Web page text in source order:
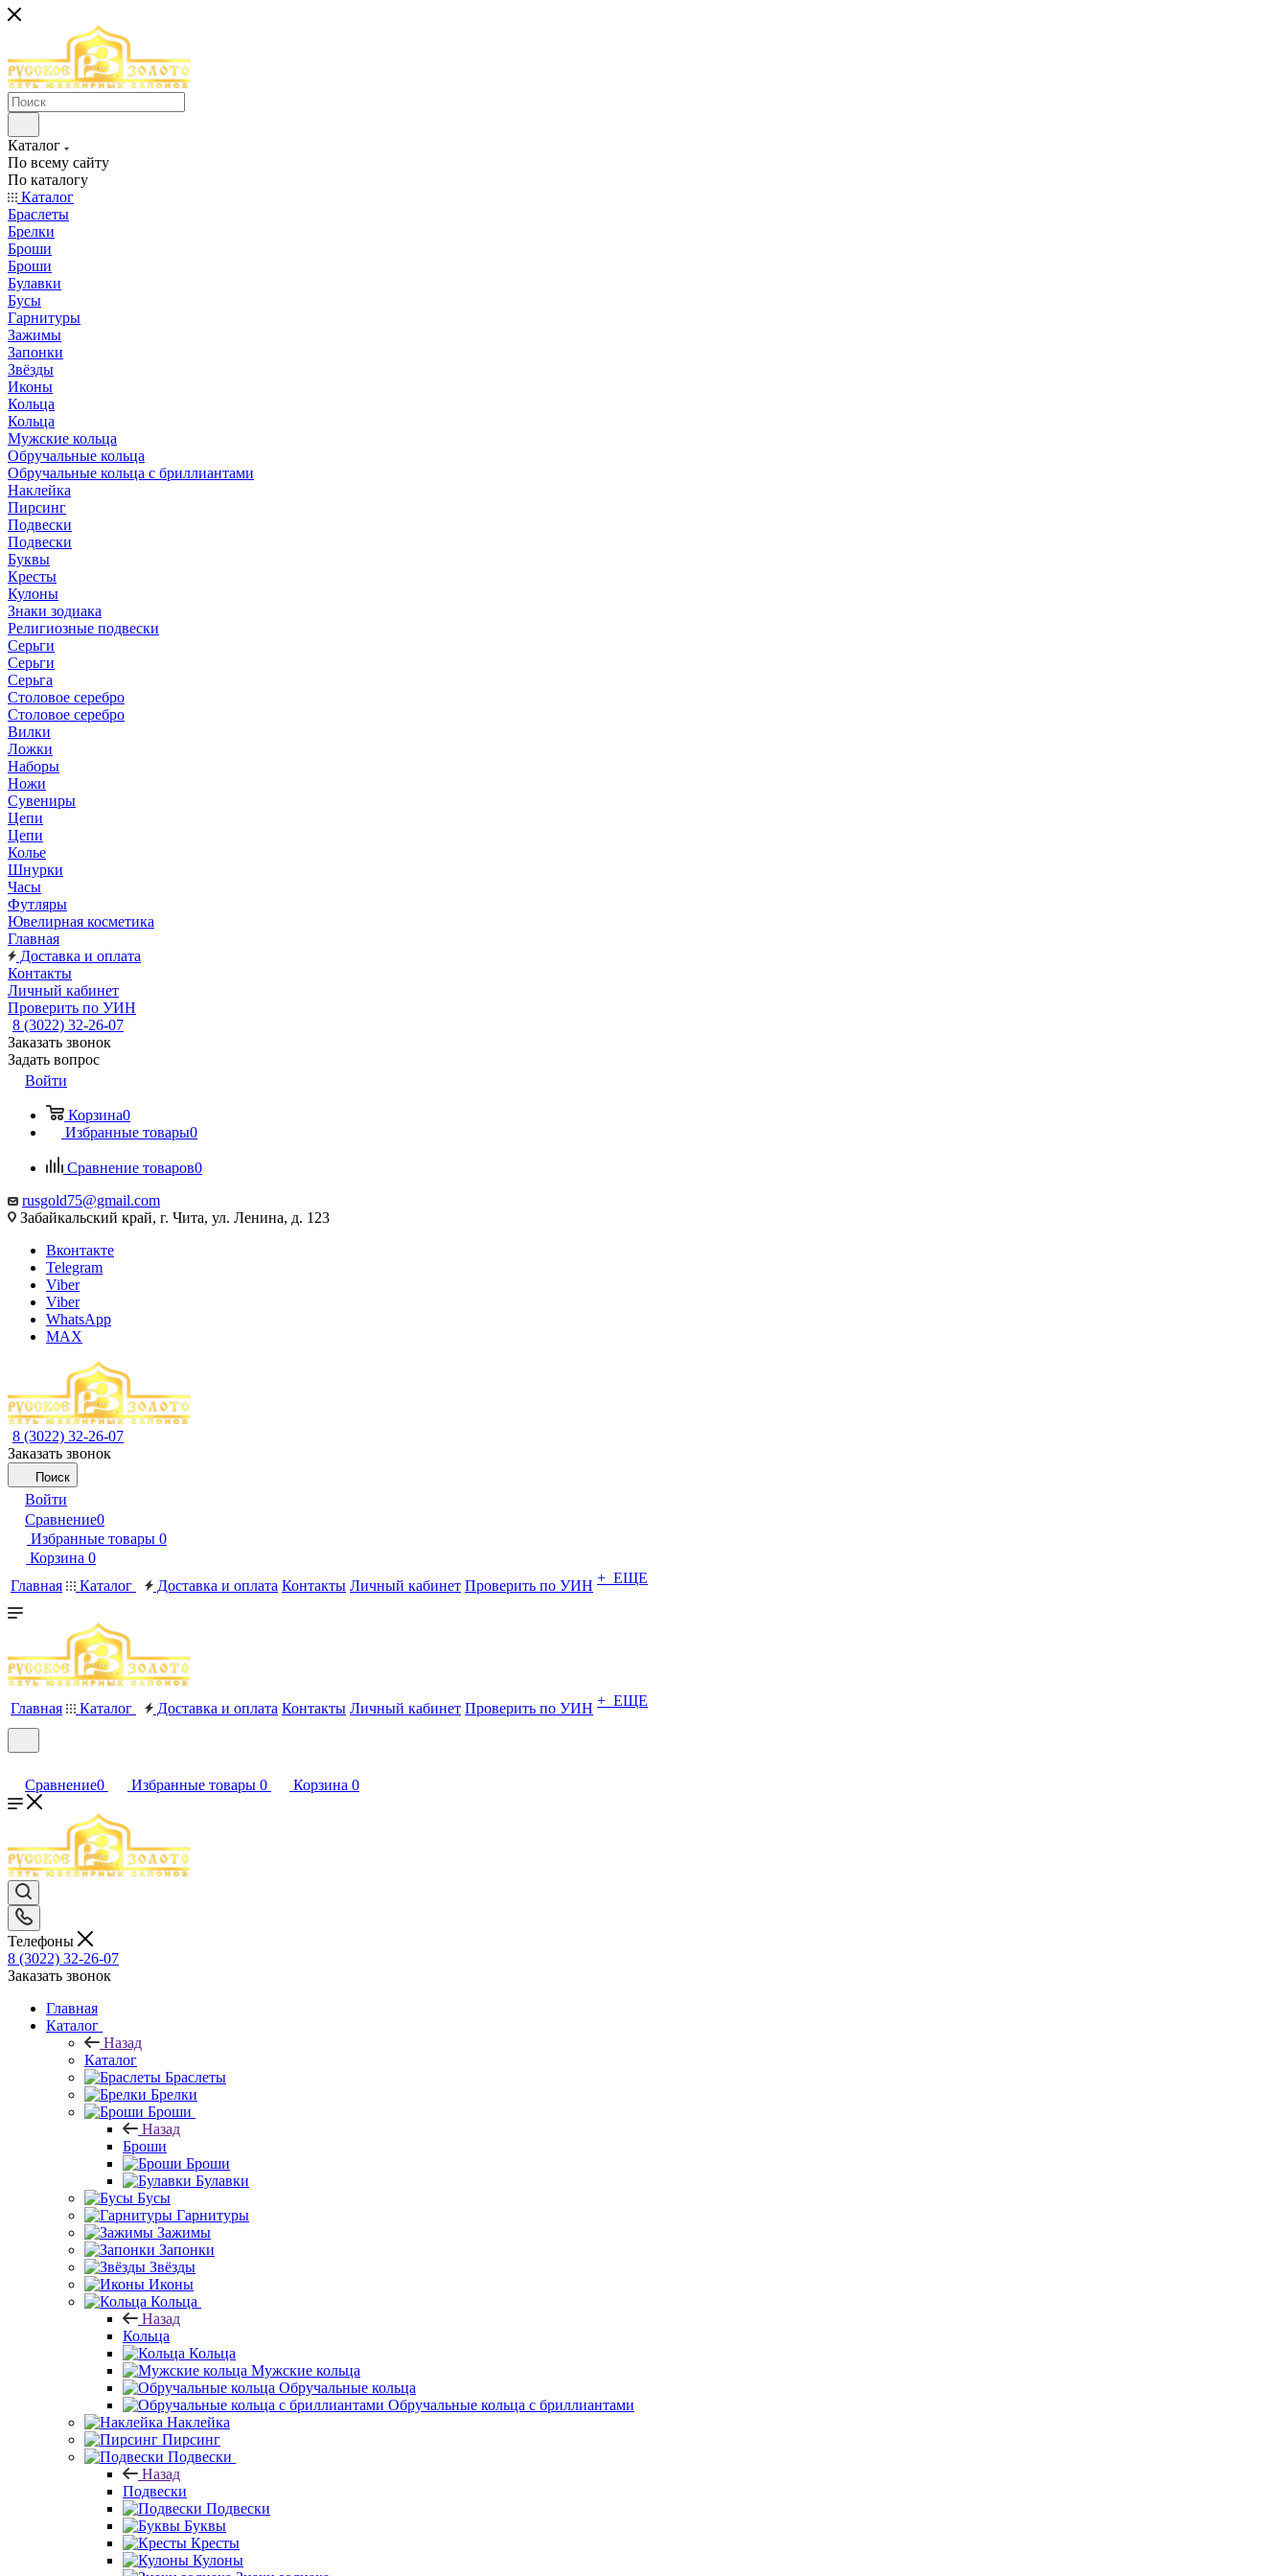
Каталог
По всему сайту
По каталогу
Каталог
Браслеты
Брелки
Броши
Броши
Булавки
Бусы
Гарнитуры
Зажимы
Запонки
Звёзды
Иконы
Кольца
Кольца
Мужские кольца
Обручальные кольца
Обручальные кольца с бриллиантами
Наклейка
Пирсинг
Подвески
Подвески
Буквы
Кресты
Кулоны
Знаки зодиака
Религиозные подвески
Серьги
Серьги
Серьга
Столовое серебро
Столовое серебро
Вилки
Ложки
Наборы
Ножи
Сувениры
Цепи
Цепи
Колье
Шнурки
Часы
Футляры
Ювелирная косметика
Главная
Доставка и оплата
Контакты
Личный кабинет
Проверить по УИН
8 (3022) 32-26-07
Заказать звонок
Задать вопрос
Войти
Корзина0
Избранные товары0
Сравнение товаров0
rusgold75@gmail.com
Забайкальский край, г. Чита, ул. Ленина, д. 123
Вконтакте
Telegram
Viber
Viber
WhatsApp
MAX
8 (3022) 32-26-07
Заказать звонок
Поиск
Войти
Сравнение0
Избранные товары 0
Корзина 0
Главная
Каталог Доставка и оплата Контакты Личный кабинет Проверить по УИН + ЕЩЕ
Главная Каталог Доставка и оплата Контакты Личный кабинет Проверить по УИН + ЕЩЕ
Сравнение0 Избранные товары 0 Корзина 0
Телефоны
8 (3022) 32-26-07
Заказать звонок
Главная
Каталог
Назад
Каталог
Браслеты
Брелки
Броши
Назад
Броши
Броши
Булавки
Бусы
Гарнитуры
Зажимы
Запонки
Звёзды
Иконы
Кольца
Назад
Кольца
Кольца
Мужские кольца
Обручальные кольца
Обручальные кольца с бриллиантами
Наклейка
Пирсинг
Подвески
Назад
Подвески
Подвески
Буквы
Кресты
Кулоны